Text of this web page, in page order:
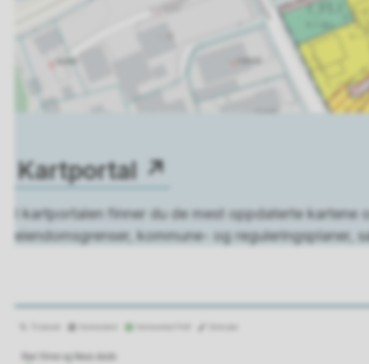
Kartportal
I kartportalen finner du de mest oppdaterte kartene
eiendomsgrenser, kommune- og reguleringsplaner,